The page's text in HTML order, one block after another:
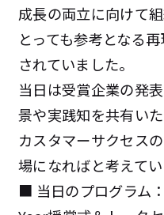
成長の両立に向けて
とっても参考となる
されていました。
当日は受賞企業の発
景や実践知を共有い
カスタマーサクセス
場になればと考えてい
■ 当日のプログラム